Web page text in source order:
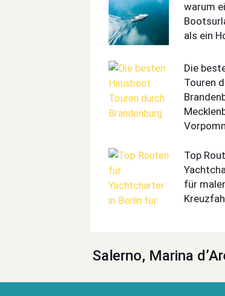
warum
als ein
Die
Touren
Top
für
Salerno, Marina